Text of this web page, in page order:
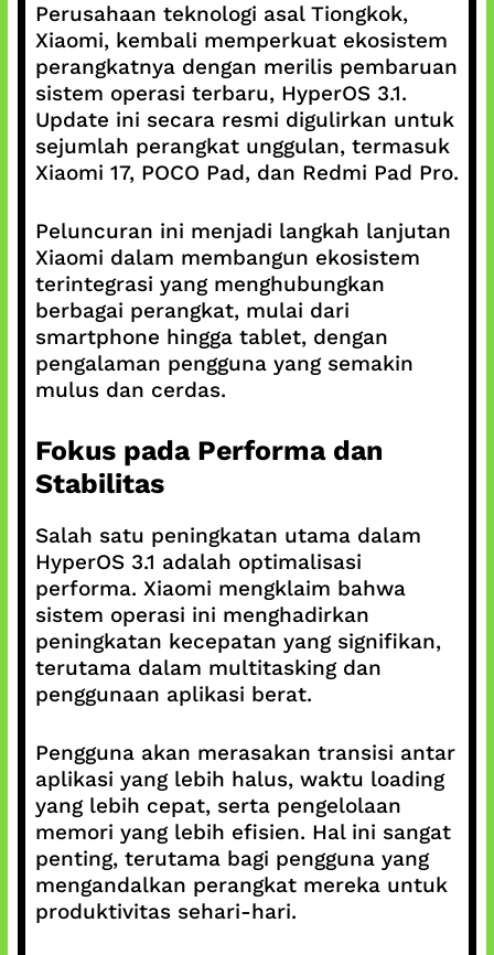
Perusahaan teknologi asal Tiongkok,
Xiaomi, kembali memperkuat ekosistem
perangkatnya dengan merilis pembaruan
sistem operasi terbaru, HyperOS 3.1.
Update ini secara resmi digulirkan untuk
sejumlah perangkat unggulan, termasuk
Xiaomi 17, POCO Pad, dan Redmi Pad Pro.
Peluncuran ini menjadi langkah lanjutan
Xiaomi dalam membangun ekosistem
terintegrasi yang menghubungkan
berbagai perangkat, mulai dari
smartphone hingga tablet, dengan
pengalaman pengguna yang semakin
mulus dan cerdas.
Fokus pada Performa dan
Stabilitas
Salah satu peningkatan utama dalam
HyperOS 3.1 adalah optimalisasi
performa. Xiaomi mengklaim bahwa
sistem operasi ini menghadirkan
peningkatan kecepatan yang signifikan,
terutama dalam multitasking dan
penggunaan aplikasi berat.
Pengguna akan merasakan transisi antar
aplikasi yang lebih halus, waktu loading
yang lebih cepat, serta pengelolaan
memori yang lebih efisien. Hal ini sangat
penting, terutama bagi pengguna yang
mengandalkan perangkat mereka untuk
produktivitas sehari-hari.